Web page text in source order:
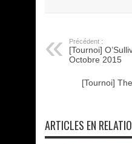
Précédent :
[Tournoi]
Octobre 2015
[Tournoi]
ARTICLES EN